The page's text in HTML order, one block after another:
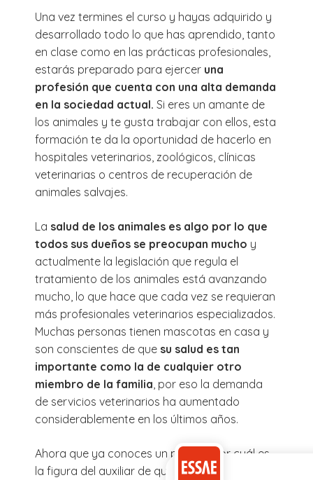
Una vez termines el curso y hayas adquirido y
desarrollado todo lo que has aprendido, tanto
en clase como en las prácticas profesionales,
estarás preparado para ejercer una
profesión que cuenta con una alta demanda
en la sociedad actual. Si eres un amante de
los animales y te gusta trabajar con ellos, esta
formación te da la oportunidad de hacerlo en
hospitales veterinarios, zoológicos, clínicas
veterinarias o centros de recuperación de
animales salvajes.
La salud de los animales es algo por lo que
todos sus dueños se preocupan mucho y
actualmente la legislación que regula el
tratamiento de los animales está avanzando
mucho, lo que hace que cada vez se requieran
más profesionales veterinarios especializados.
Muchas personas tienen mascotas en casa y
son conscientes de que su salud es tan
importante como la de cualquier otro
miembro de la familia , por eso la demanda
de servicios veterinarios ha aumentado
considerablemente en los últimos años.
Ahora que ya conoces un poco mejor cuál es
la figura del auxiliar de quirófano veterinario y